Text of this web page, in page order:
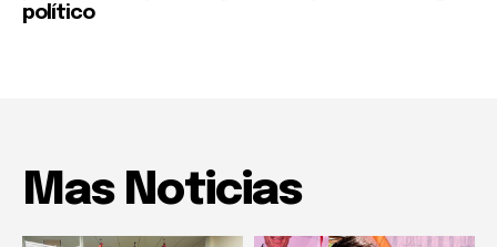
político
Mas Noticias